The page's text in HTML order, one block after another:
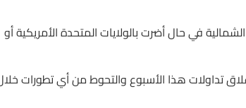
في حال أضرت بالولايات المتحدة الأمريكية أو
اغلاق تداولات هذا الأسبوع والتحوط من أي تطورات